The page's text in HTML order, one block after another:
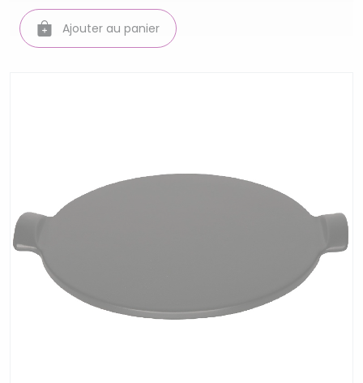
Ajouter au panier